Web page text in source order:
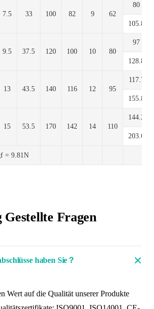
7.5 33 100 82 9 62
80
105.8
9.5 37.5 120 100 10 80
97
128.8
13 43.5 140 116 12 95
117.7
155.8
15 53.5 170 142 14 110
144.2
203.6
= 9.81N
Gestellte Fragen
haben Sie？
Wert auf die Qualität unserer Produkte